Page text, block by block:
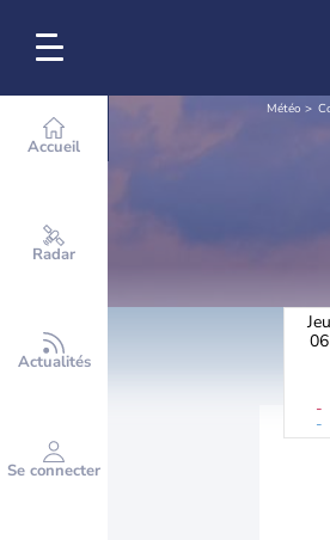
Accueil
Radar
Actualités
Se connecter
Météo
Jeu
06
-
-